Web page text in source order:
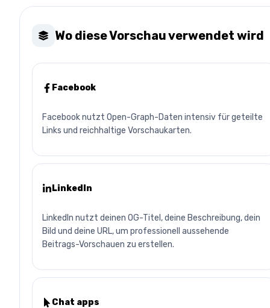
Wo diese Vorschau verwendet wird
Facebook
Facebook nutzt Open-Graph-Daten intensiv für geteilte
Links und reichhaltige Vorschaukarten.
LinkedIn
LinkedIn nutzt deinen OG-Titel, deine Beschreibung, dein
Bild und deine URL, um professionell aussehende
Beitrags-Vorschauen zu erstellen.
Chat apps